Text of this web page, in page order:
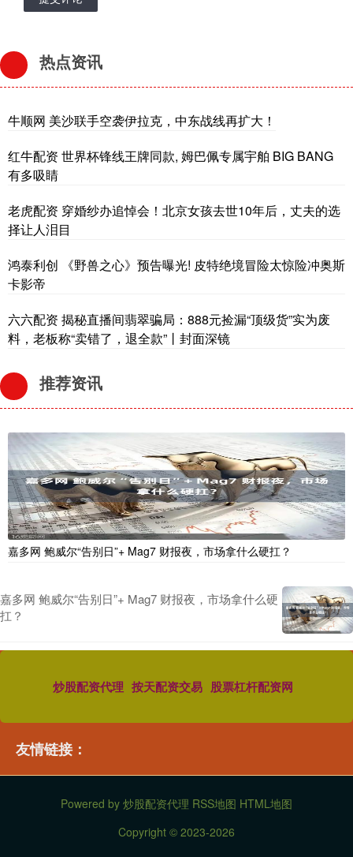
热点资讯
牛顺网 美沙联手空袭伊拉克，中东战线再扩大！
红牛配资 世界杯锋线王牌同款, 姆巴佩专属宇舶 BIG BANG
有多吸睛
老虎配资 穿婚纱办追悼会！北京女孩去世10年后，丈夫的选
择让人泪目
鸿泰利创 《野兽之心》预告曝光! 皮特绝境冒险太惊险冲奥斯
卡影帝
六六配资 揭秘直播间翡翠骗局：888元捡漏“顶级货”实为废
料，老板称“卖错了，退全款”丨封面深镜
推荐资讯
嘉多网 鲍威尔“告别日”+ Mag7 财报夜，市场拿什么硬扛？
嘉多网 鲍威尔“告别日”+ Mag7 财报夜，市场拿什么硬
扛？
炒股配资代理 按天配资交易 股票杠杆配资网
友情链接：
Powered by 炒股配资代理 RSS地图 HTML地图
Copyright © 2023-2026